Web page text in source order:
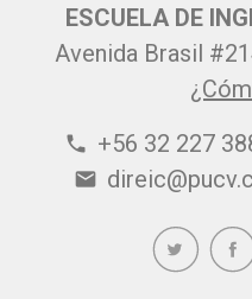
ESCUELA DE
Avenida Brasil
phone +56 32 227
email